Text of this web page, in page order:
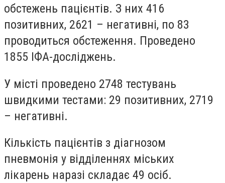
обстежень пацієнтів. З них 416
позитивних, 2621 – негативні, по 83
проводиться обстеження. Проведено
1855 ІФА-досліджень.
У місті проведено 2748 тестувань
швидкими тестами: 29 позитивних, 2719
– негативні.
Кількість пацієнтів з діагнозом
пневмонія у відділеннях міських
лікарень наразі складає 49 осіб.